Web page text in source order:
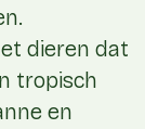
dieren dat
tropisch
en